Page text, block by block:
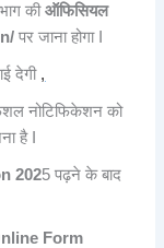
कीऑफिसियल
पर जाना होगा I
देगी ,
नोटिफिकेशन को
है I
2025 पढ़ने के बाद
Form